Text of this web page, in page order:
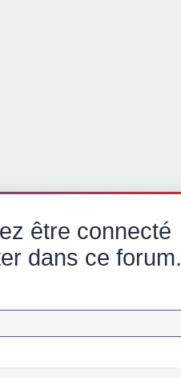
être connecté
dans ce forum.